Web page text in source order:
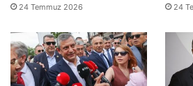
24 Temmuz 2026 24